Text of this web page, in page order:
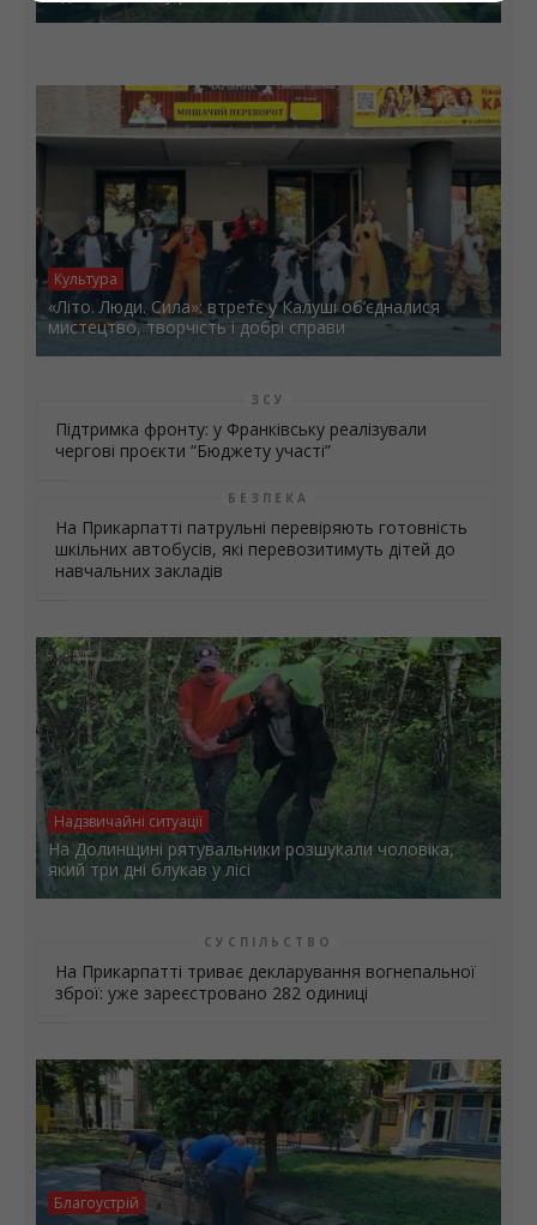
Культура
«Літо. Люди. Сила»: втретє у Калуші об’єдналися
мистецтво, творчість і добрі справи
ЗСУ
Підтримка фронту: у Франківську реалізували
чергові проєкти “Бюджету участі”
БЕЗПЕКА
На Прикарпатті патрульні перевіряють готовність
шкільних автобусів, які перевозитимуть дітей до
навчальних закладів
Надзвичайні ситуації
На Долинщині рятувальники розшукали чоловіка,
який три дні блукав у лісі
СУСПІЛЬСТВО
На Прикарпатті триває декларування вогнепальної
зброї: уже зареєстровано 282 одиниці
Благоустрій